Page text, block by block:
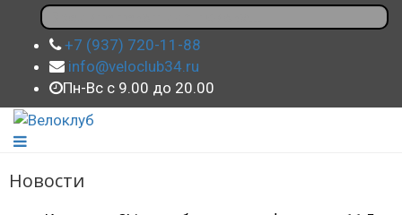
+7 (937) 720-11-88
info@veloclub34.ru
Пн-Вс с 9.00 до 20.00
Новости